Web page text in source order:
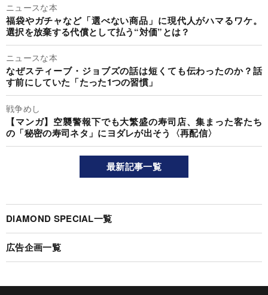
ニュースな本
福袋やガチャなど「選べない商品」に現代人がハマるワケ。
選択を放棄する代償として払う“対価”とは？
ニュースな本
なぜスティーブ・ジョブズの話は短くても伝わったのか？話
す前にしていた「たった1つの習慣」
戦争めし
【マンガ】空襲警報下でも大繁盛の寿司店、集まった客たち
の「秘密の寿司ネタ」にヨダレが出そう〈再配信〉
最新記事一覧
DIAMOND SPECIAL一覧
広告企画一覧